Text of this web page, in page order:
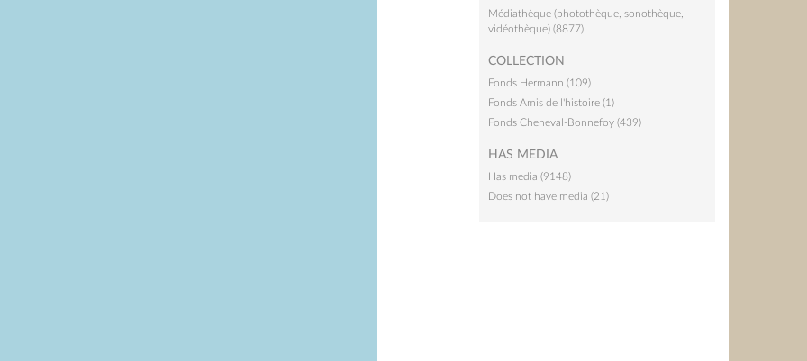
Médiathèque (photothèque, sonothèque,
vidéothèque) (8877)
COLLECTION
Fonds Hermann (109)
Fonds Amis de l'histoire (1)
Fonds Cheneval-Bonnefoy (439)
HAS MEDIA
Has media (9148)
Does not have media (21)